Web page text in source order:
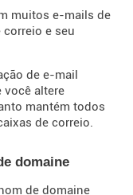
muitos e-mails de
e seu
de e-mail
você altere
mantém todos
de correio.
domaine
de domaine